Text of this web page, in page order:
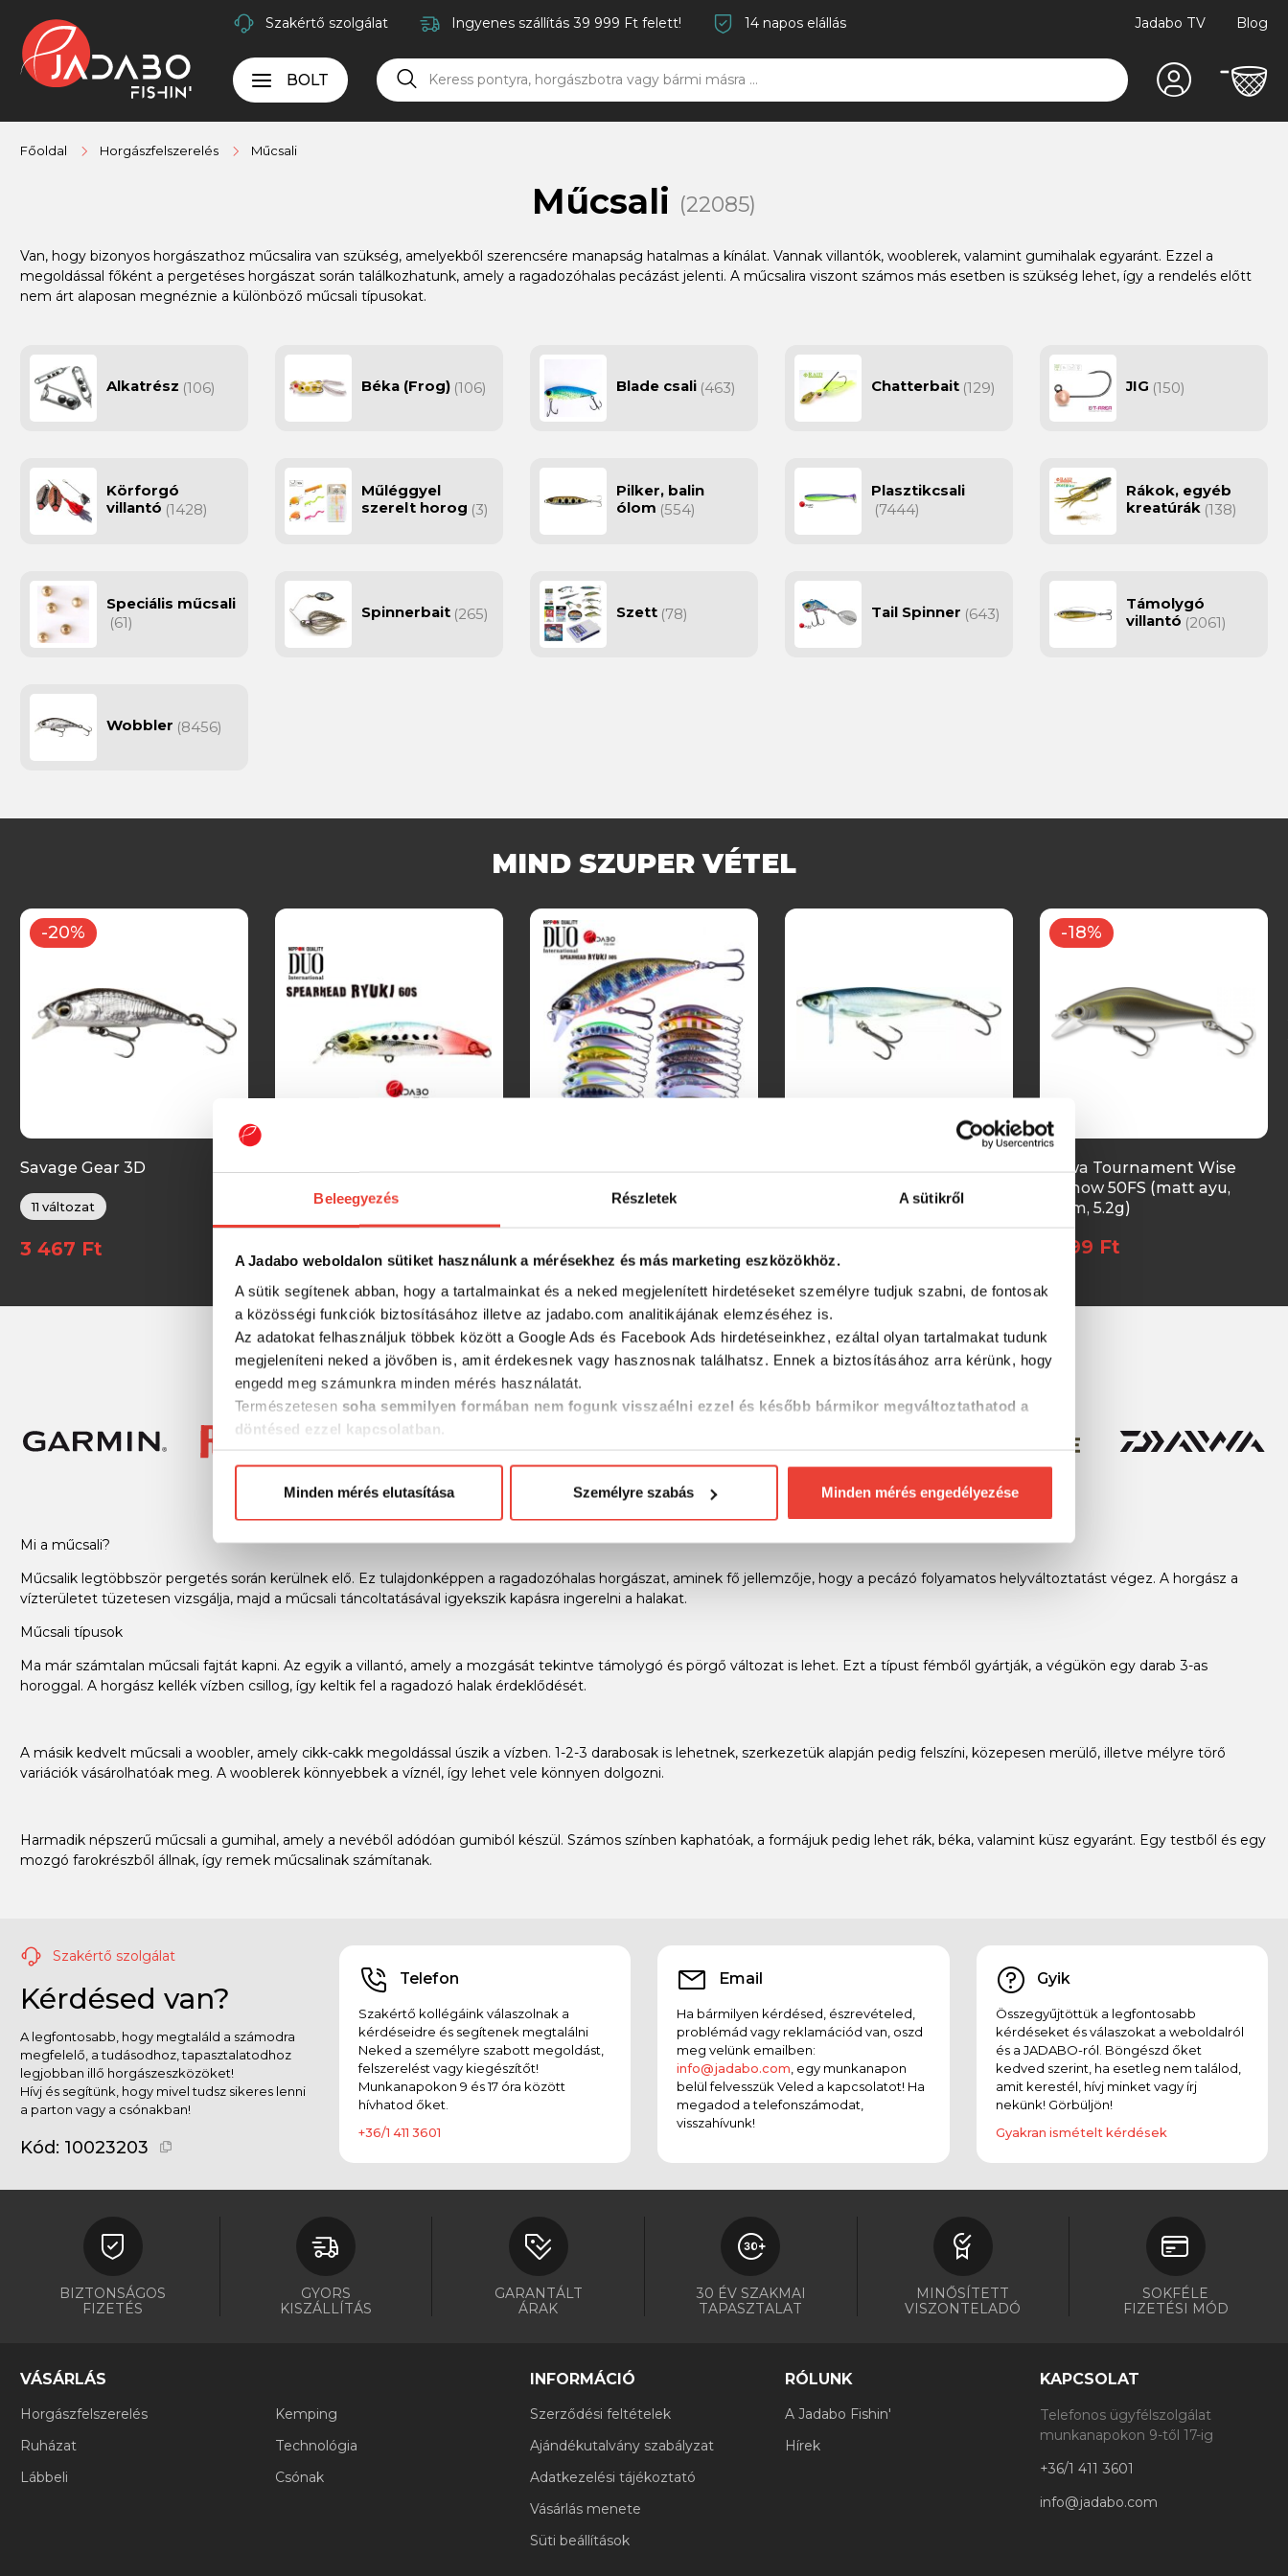
Beleegyezés Részletek A sütikről
A Jadabo weboldalon sütiket használunk a mérésekhez és más marketing eszközökhöz.
A sütik segítenek abban, hogy a tartalmainkat és a neked megjelenített hirdetéseket személyre tudjuk szabni, de fontosak
a közösségi funkciók biztosításához illetve az jadabo.com analitikájának elemzéséhez is.
Az adatokat felhasználjuk többek között a Google Ads és Facebook Ads hirdetéseinkhez, ezáltal olyan tartalmakat tudunk
megjeleníteni neked a jövőben is, amit érdekesnek vagy hasznosnak találhatsz. Ennek a biztosításához arra kérünk, hogy
engedd meg számunkra minden mérés használatát.
Természetesen soha semmilyen formában nem fogunk visszaélni ezzel és később bármikor megváltoztathatod a
döntésed ezzel kapcsolatban.
Előre is köszönjük!
Minden mérés elutasítása Személyre szabás Minden mérés engedélyezése
Szakértő szolgálat Ingyenes szállítás 39 999 Ft felett! 14 napos elállás Jadabo TV Blog
BOLT
Főoldal Horgászfelszerelés Műcsali
Műcsali (22085)
Van, hogy bizonyos horgászathoz műcsalira van szükség, amelyekből szerencsére manapság hatalmas a kínálat. Vannak villantók, wooblerek, valamint gumihalak egyaránt. Ezzel a
megoldással főként a pergetéses horgászat során találkozhatunk, amely a ragadozóhalas pecázást jelenti. A műcsalira viszont számos más esetben is szükség lehet, így a rendelés előtt
nem árt alaposan megnéznie a különböző műcsali típusokat.
Alkatrész (106) Béka (Frog) (106) Blade csali (463) Chatterbait (129) JIG (150)
Körforgó
villantó (1428)
Műléggyel
szerelt horog (3)
Pilker, balin
ólom (554)
Plasztikcsali
(7444)
Rákok, egyéb
kreatúrák (138)
Speciális műcsali
(61)
Spinnerbait (265) Szett (78) Tail Spinner (643)
Támolygó
villantó (2061)
Wobbler (8456)
MIND SZUPER VÉTEL
-20%
Savage Gear 3D
wobbler
11 változat
3 467 Ft
Duo Spearhead Ryuki 60S
42 változat
Duo Spearhead Ryuki 50S
66 változat
4 990 Ft
Salmo Wobbler Thrill Th5
4 490 Ft
-18%
Daiwa Tournament Wise
Minnow 50FS (matt ayu,
5.0cm, 5.2g)
5 399 Ft
MÁRKÁINK
Mi a műcsali?
Műcsalik legtöbbször pergetés során kerülnek elő. Ez tulajdonképpen a ragadozóhalas horgászat, aminek fő jellemzője, hogy a pecázó folyamatos helyváltoztatást végez. A horgász a
vízterületet tüzetesen vizsgálja, majd a műcsali táncoltatásával igyekszik kapásra ingerelni a halakat.
Műcsali típusok
Ma már számtalan műcsali fajtát kapni. Az egyik a villantó, amely a mozgását tekintve támolygó és pörgő változat is lehet. Ezt a típust fémből gyártják, a végükön egy darab 3-as
horoggal. A horgász kellék vízben csillog, így keltik fel a ragadozó halak érdeklődését.
A másik kedvelt műcsali a woobler, amely cikk-cakk megoldással úszik a vízben. 1-2-3 darabosak is lehetnek, szerkezetük alapján pedig felszíni, közepesen merülő, illetve mélyre törő
variációk vásárolhatóak meg. A wooblerek könnyebbek a víznél, így lehet vele könnyen dolgozni.
Harmadik népszerű műcsali a gumihal, amely a nevéből adódóan gumiból készül. Számos színben kaphatóak, a formájuk pedig lehet rák, béka, valamint küsz egyaránt. Egy testből és egy
mozgó farokrészből állnak, így remek műcsalinak számítanak.
Szakértő szolgálat
Kérdésed van?
A legfontosabb, hogy megtaláld a számodra
megfelelő, a tudásodhoz, tapasztalatodhoz
legjobban illő horgászeszközöket!
Hívj és segítünk, hogy mivel tudsz sikeres lenni
a parton vagy a csónakban!
Kód: 10023203
Telefon
Szakértő kollégáink válaszolnak a
kérdéseidre és segítenek megtalálni
Neked a személyre szabott megoldást,
felszerelést vagy kiegészítőt!
Munkanapokon 9 és 17 óra között
hívhatod őket.
+36/1 411 3601
Email
Ha bármilyen kérdésed, észrevételed,
problémád vagy reklamációd van, oszd
meg velünk emailben:
info@jadabo.com , egy munkanapon
belül felvesszük Veled a kapcsolatot! Ha
megadod a telefonszámodat,
visszahívunk!
Gyik
Összegyűjtöttük a legfontosabb
kérdéseket és válaszokat a weboldalról
és a JADABO-ról. Böngészd őket
kedved szerint, ha esetleg nem találod,
amit kerestél, hívj minket vagy írj
nekünk! Görbüljön!
Gyakran ismételt kérdések
BIZTONSÁGOS
FIZETÉS
GYORS
KISZÁLLÍTÁS
GARANTÁLT
ÁRAK
30 ÉV SZAKMAI
TAPASZTALAT
MINŐSÍTETT
VISZONTELADÓ
SOKFÉLE
FIZETÉSI MÓD
VÁSÁRLÁS
Horgászfelszerelés
Ruházat
Lábbeli
Kemping
Technológia
Csónak
INFORMÁCIÓ
Szerződési feltételek
Ajándékutalvány szabályzat
Adatkezelési tájékoztató
Vásárlás menete
Süti beállítások
RÓLUNK
A Jadabo Fishin'
Hírek
KAPCSOLAT
Telefonos ügyfélszolgálat
munkanapokon 9-től 17-ig
+36/1 411 3601
info@jadabo.com